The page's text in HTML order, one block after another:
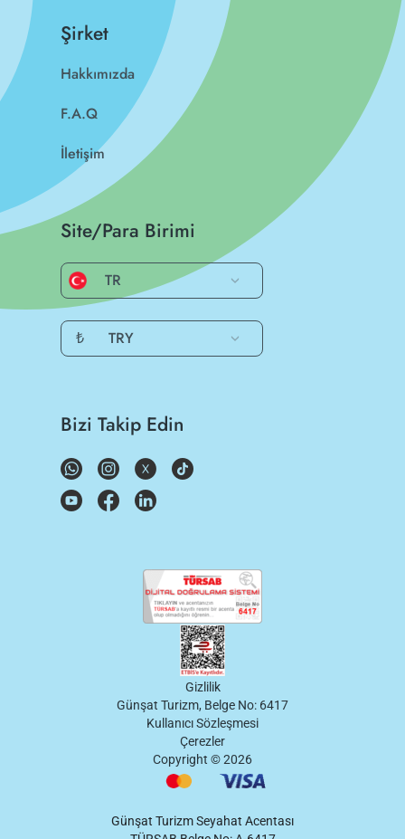
Şirket
Hakkımızda
F.A.Q
İletişim
Site/Para Birimi
TR
₺ TRY
Bizi Takip Edin
Gizlilik
Günşat Turizm, Belge No: 6417
Kullanıcı Sözleşmesi
Çerezler
Copyright ©2026
Günşat Turizm Seyahat Acentası